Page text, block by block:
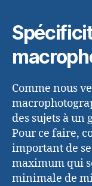
Comme nous
des sujets à
Pour ce faire,
important de
maximum qui
minimale de